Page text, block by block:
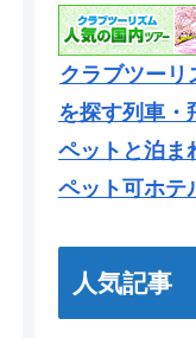
クラブツー
を探す列車
ペットと泊ま
ペット可ホテ
人気記事